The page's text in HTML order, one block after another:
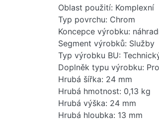
Oblast použití: Komplexní
Typ povrchu: Chrom
Koncepce výrobku:
Segment výrobků: Služby
Typ výrobku BU:
Doplněk typu výrobku:
Hrubá šířka: 24 mm
Hrubá hmotnost: 0,13 kg
Hrubá výška: 24 mm
Hrubá hloubka: 13 mm